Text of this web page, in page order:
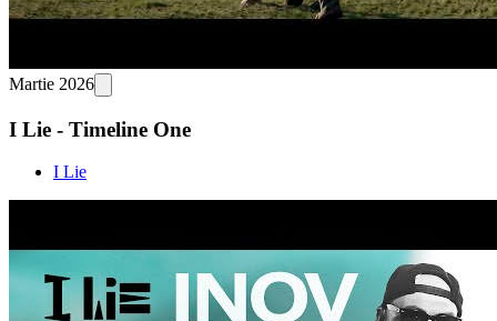
Martie 2026
I Lie - Timeline One
I Lie